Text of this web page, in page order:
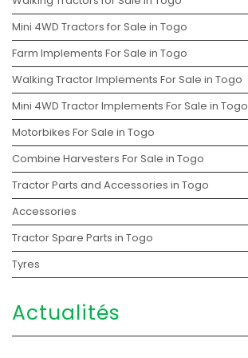
Mini 4WD Tractors for Sale in Togo
Farm Implements For Sale in Togo
Walking Tractor Implements For Sale in Togo
Mini 4WD Tractor Implements For Sale in Togo
Motorbikes For Sale in Togo
Combine Harvesters For Sale in Togo
Tractor Parts and Accessories in Togo
Accessories
Tractor Spare Parts in Togo
Tyres
Actualités